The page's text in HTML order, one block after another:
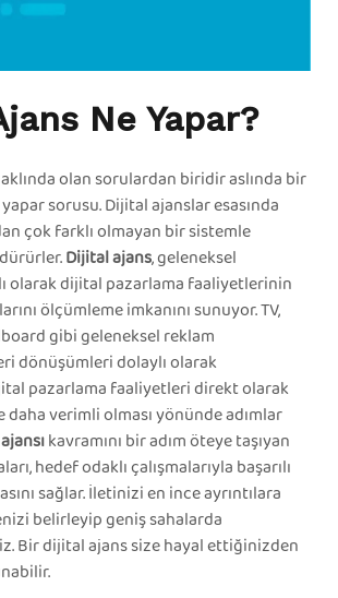
Ne Yapar?
olan sorulardan biridir aslında bir
sorusu. Dijital ajanslar esasında
çok farklı olmayan bir sistemle
Dijital ajans, geleneksel
olarak dijital pazarlama faaliyetlerinin
ölçümleme imkanını sunuyor. TV,
gibi geleneksel reklam
dönüşümleri dolaylı olarak
pazarlama faaliyetleri direkt olarak
verimli olması yönünde adımlar
kavramını bir adım öteye taşıyan
hedef odaklı çalışmalarıyla başarılı
sağlar. İletinizi en ince ayrıntılara
belirleyip geniş sahalarda
Bir dijital ajans size hayal ettiğinizden